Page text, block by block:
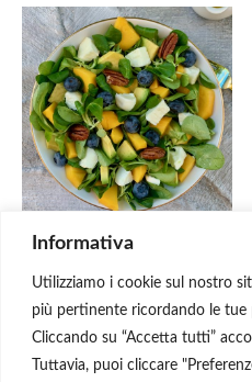
Informativa
Utilizziamo i cookie sul nostro
più pertinente ricordando le tue
Cliccando su “Accetta tutti”
Tuttavia, puoi cliccare
Insalata con mango,